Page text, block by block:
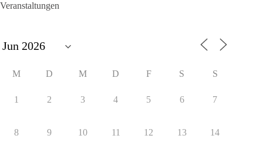
Veranstaltungen
M D M D F S S
1 2 3 4 5 6 7
8 9 10 11 12 13 14